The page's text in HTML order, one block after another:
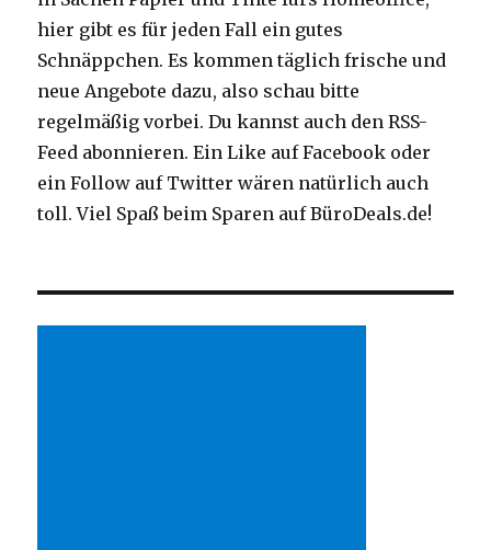
hier gibt es für jeden Fall ein gutes
Schnäppchen. Es kommen täglich frische und
neue Angebote dazu, also schau bitte
regelmäßig vorbei. Du kannst auch den RSS-
Feed abonnieren. Ein Like auf Facebook oder
ein Follow auf Twitter wären natürlich auch
toll. Viel Spaß beim Sparen auf BüroDeals.de!